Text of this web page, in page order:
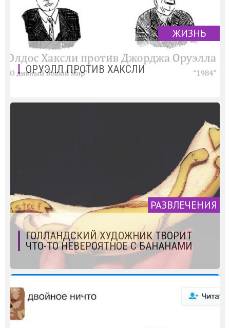
ЖИЗНЬ
ОРУЭЛЛ ПРОТИВ ХАКСЛИ
РАЗВЛЕЧЕНИЯ
ГОЛЛАНДСКИЙ ХУДОЖНИК ТВОРИТ
ЧТО-ТО НЕВЕРОЯТНОЕ С БАНАНАМИ